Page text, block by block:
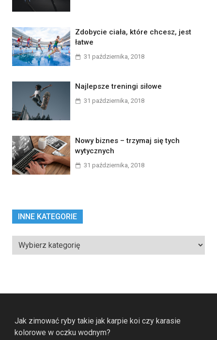
Zdobycie ciała, które chcesz, jest
łatwe
31 października, 2018
Najlepsze treningi siłowe
31 października, 2018
Nowy biznes – trzymaj się tych
wytycznych
31 października, 2018
INNE KATEGORIE
Inne
kategorie
Jak zimować ryby takie jak karpie koi czy karasie
kolorowe w oczku wodnym?